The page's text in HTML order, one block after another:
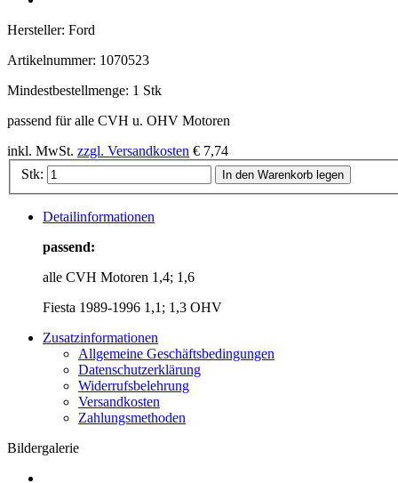
Hersteller: Ford
Artikelnummer: 1070523
Mindestbestellmenge: 1 Stk
passend für alle CVH u. OHV Motoren
inkl. MwSt. zzgl. Versandkosten € 7,74
Stk:
In den Warenkorb legen
Detailinformationen
passend:
alle CVH Motoren 1,4; 1,6
Fiesta 1989-1996 1,1; 1,3 OHV
Zusatzinformationen
Allgemeine Geschäftsbedingungen
Datenschutzerklärung
Widerrufsbelehrung
Versandkosten
Zahlungsmethoden
Bildergalerie